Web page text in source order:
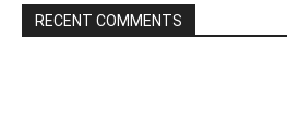
RECENT COMMENTS